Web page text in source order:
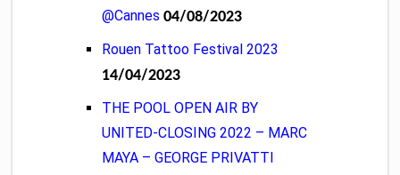
@Cannes 04/08/2023
Rouen Tattoo Festival 2023
14/04/2023
THE POOL OPEN AIR BY
UNITED-CLOSING 2022 – MARC
MAYA – GEORGE PRIVATTI